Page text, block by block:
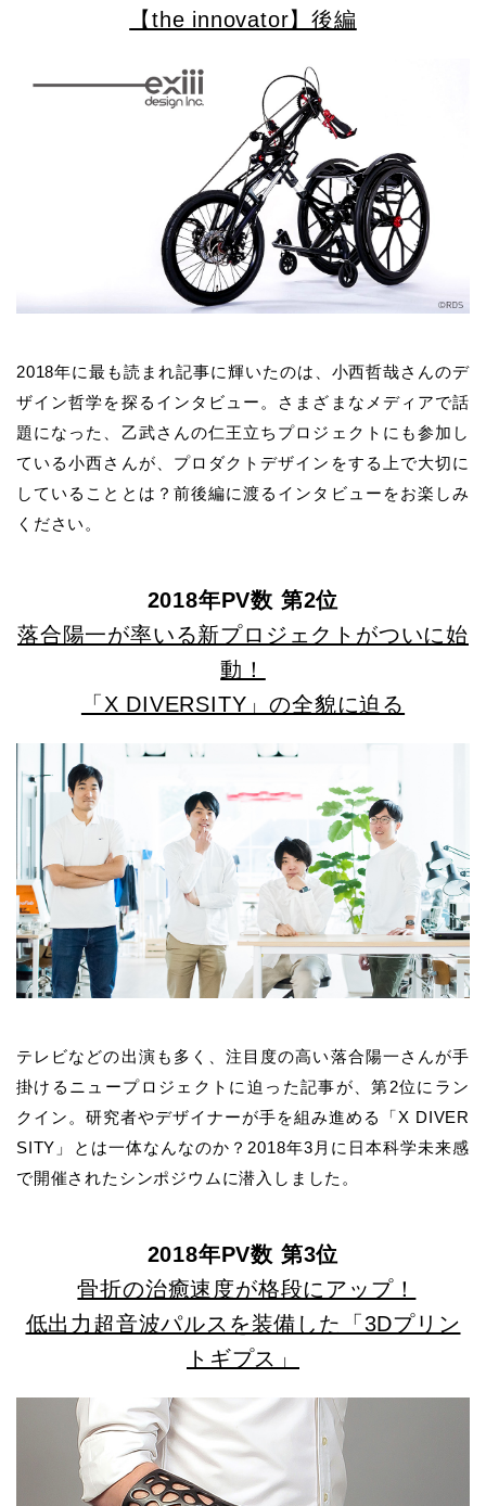
【the innovator】後編
2018年に最も読まれ記事に輝いたのは、小西哲哉さんのデ
ザイン哲学を探るインタビュー。さまざまなメディアで話
題になった、乙武さんの仁王立ちプロジェクトにも参加し
ている小西さんが、プロダクトデザインをする上で大切に
していることとは？前後編に渡るインタビューをお楽しみ
ください。
2018年PV数 第2位
落合陽一が率いる新プロジェクトがついに始
動！
「X DIVERSITY」の全貌に迫る
テレビなどの出演も多く、注目度の高い落合陽一さんが手
掛けるニュープロジェクトに迫った記事が、第2位にラン
クイン。研究者やデザイナーが手を組み進める「X DIVER
SITY」とは一体なんなのか？2018年3月に日本科学未来感
で開催されたシンポジウムに潜入しました。
2018年PV数 第3位
骨折の治癒速度が格段にアップ！
低出力超音波パルスを装備した「3Dプリン
トギプス」